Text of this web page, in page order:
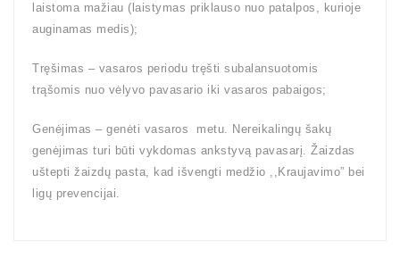
laistoma mažiau (laistymas priklauso nuo patalpos, kurioje
auginamas medis);
Tręšimas – vasaros periodu tręšti subalansuotomis
trąšomis nuo vėlyvo pavasario iki vasaros pabaigos;
Genėjimas – genėti vasaros metu. Nereikalingų šakų
genėjimas turi būti vykdomas ankstyvą pavasarį. Žaizdas
uštepti žaizdų pasta, kad išvengti medžio ,,Kraujavimo” bei
ligų prevencijai.